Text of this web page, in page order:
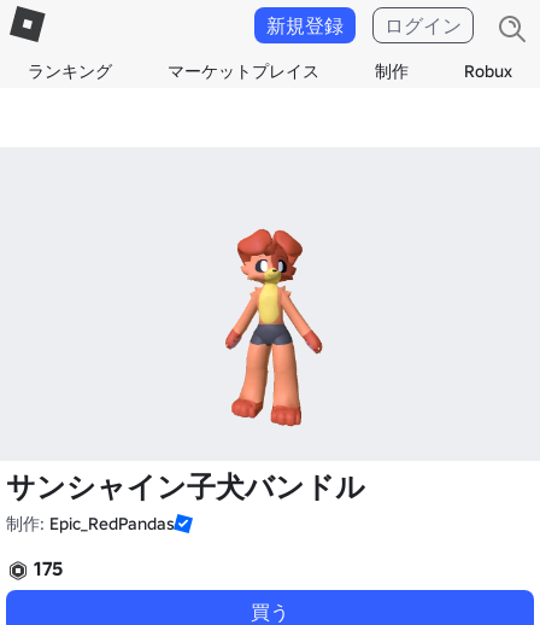
ランキング マーケットプレイス 制作 Robux
新規登録 ログイン
サンシャイン子犬バンドル
制作: Epic_RedPandas
175
買う